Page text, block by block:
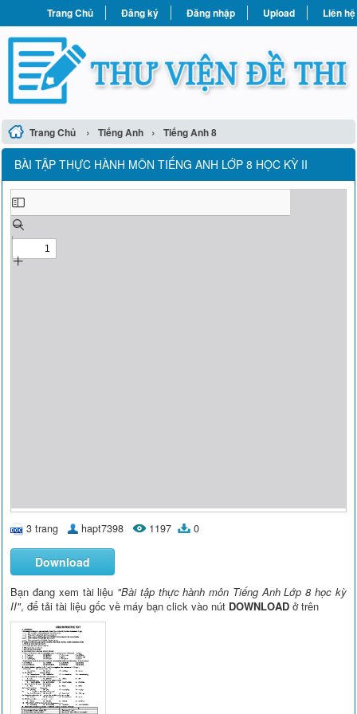
Trang Chủ Đăng ký Đăng nhập Upload Liên hệ
Trang Chủ › Tiếng Anh › Tiếng Anh 8
BÀI TẬP THỰC HÀNH MÔN TIẾNG ANH LỚP 8 HỌC KỲ II
3 trang hapt7398 1197 0
Download
Bạn đang xem tài liệu "Bài tập thực hành môn Tiếng Anh Lớp 8 học kỳ
II", để tải tài liệu gốc về máy bạn click vào nút DOWNLOAD ở trên